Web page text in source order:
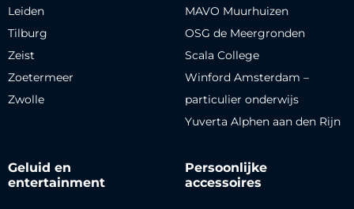
Leiden
Tilburg
Zeist
Zoetermeer
Zwolle
MAVO Muurhuizen
OSG de Meergronden
Scala College
Winford Amsterdam –
particulier onderwijs
Yuverta Alphen aan den Rijn
Geluid en
entertainment
Persoonlijke
accessoires